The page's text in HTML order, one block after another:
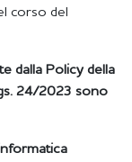
corso del
dalla Policy della
24/2023 sono